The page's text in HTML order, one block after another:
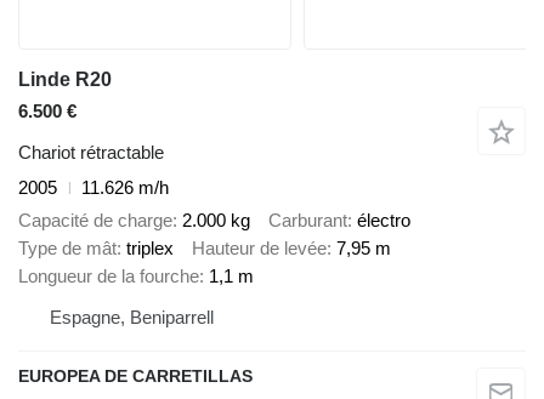
Linde R20
6.500 €
Chariot rétractable
2005
11.626 m/h
Capacité de charge 2.000 kg Carburant électro
Type de mât triplex Hauteur de levée 7,95 m
Longueur de la fourche 1,1 m
Espagne, Beniparrell
EUROPEA DE CARRETILLAS